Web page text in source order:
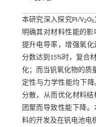
本研究深入探究PI/V2O5
明确其对材料性能的
提升电导率，增强氧
分数达到15%时，复合
化；而当钒氧化物的质
定性与力学性能均下
分散，从而优化材料
团聚而导致性能下降
料的开发及在钒电池电